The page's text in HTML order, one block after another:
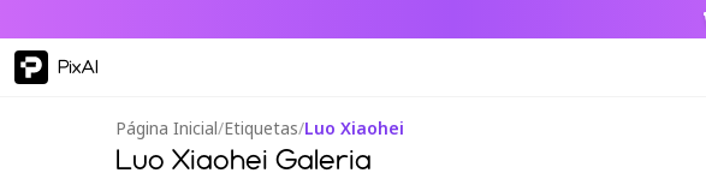
PixAI
Página Inicial/Etiquetas/Luo Xiaohei
Luo Xiaohei Galeria